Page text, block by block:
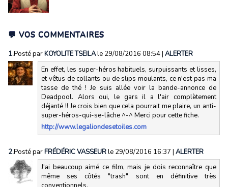
💬 VOS COMMENTAIRES
1.Posté parKOYOLITE TSEILAle 29/08/2016 08:54| ALERTER
En effet, les super-héros habituels, surpuissants et lisses,
et vêtus de collants ou de slips moulants, ce n'est pas ma
tasse de thé ! Je suis allée voir la bande-annonce de
Deadpool. Alors oui, le gars il a l'air complètement
déjanté !! Je crois bien que cela pourrait me plaire, un anti-
super-héros-qui-se-lâche ^-^ Merci pour cette fiche.
http://www.legaliondesetoiles.com
2.Posté parFRÉDÉRIC VASSEURle 29/08/2016 16:37 | ALERTER
J'ai beaucoup aimé ce film, mais je dois reconnaître que
même ses côtés "trash" sont en définitive très